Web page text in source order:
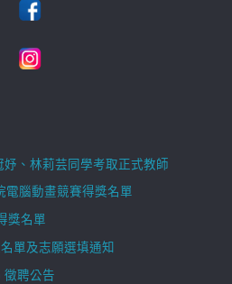
妤、林莉芸同學考取正式教師
電腦動畫競賽得獎名單
獎名單
單及志願選填通知
徵聘公告